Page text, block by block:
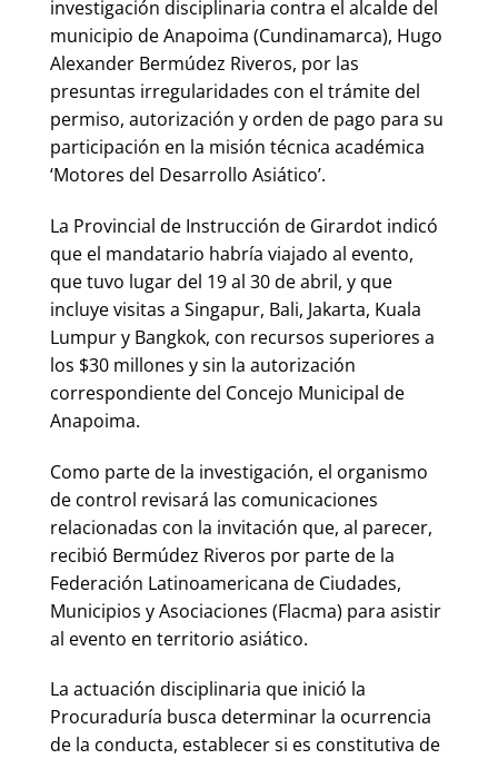
investigación disciplinaria contra el alcalde del
municipio de Anapoima (Cundinamarca), Hugo
Alexander Bermúdez Riveros, por las
presuntas irregularidades con el trámite del
permiso, autorización y orden de pago para su
participación en la misión técnica académica
‘Motores del Desarrollo Asiático’.
La Provincial de Instrucción de Girardot indicó
que el mandatario habría viajado al evento,
que tuvo lugar del 19 al 30 de abril, y que
incluye visitas a Singapur, Bali, Jakarta, Kuala
Lumpur y Bangkok, con recursos superiores a
los $30 millones y sin la autorización
correspondiente del Concejo Municipal de
Anapoima.
Como parte de la investigación, el organismo
de control revisará las comunicaciones
relacionadas con la invitación que, al parecer,
recibió Bermúdez Riveros por parte de la
Federación Latinoamericana de Ciudades,
Municipios y Asociaciones (Flacma) para asistir
al evento en territorio asiático.
La actuación disciplinaria que inició la
Procuraduría busca determinar la ocurrencia
de la conducta, establecer si es constitutiva de